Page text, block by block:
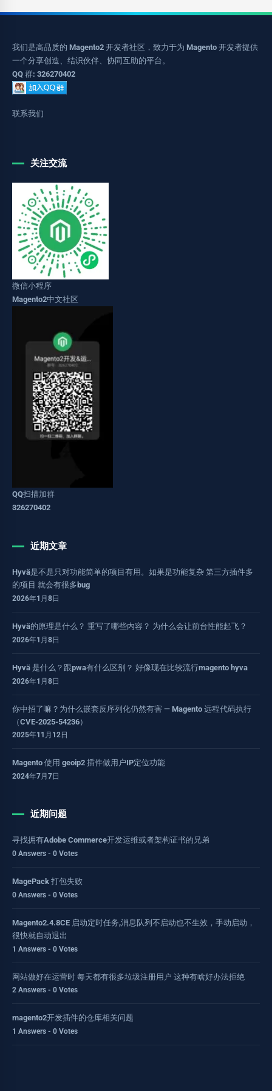
我们是高品质的 Magento2 开发者社区，致力于为 Magento 开发者提供
一个分享创造、结识伙伴、协同互助的平台。
QQ 群: 326270402
联系我们
关注交流
微信小程序
Magento2中文社区
QQ扫描加群
326270402
近期文章
Hyvä是不是只对功能简单的项目有用。如果是功能复杂 第三方插件多
的项目 就会有很多bug
2026年1月8日
Hyvä的原理是什么？ 重写了哪些内容？ 为什么会让前台性能起飞？
2026年1月8日
Hyvä 是什么？跟pwa有什么区别？ 好像现在比较流行magento hyva
2026年1月8日
你中招了嘛？为什么嵌套反序列化仍然有害 — Magento 远程代码执行
（CVE-2025-54236）
2025年11月12日
Magento 使用 geoip2 插件做用户IP定位功能
2024年7月7日
近期问题
寻找拥有Adobe Commerce开发运维或者架构证书的兄弟
0 Answers - 0 Votes
MagePack 打包失败
0 Answers - 0 Votes
Magento2.4.8CE 启动定时任务,消息队列不启动也不生效，手动启动，
很快就自动退出
1 Answers - 0 Votes
网站做好在运营时 每天都有很多垃圾注册用户 这种有啥好办法拒绝
2 Answers - 0 Votes
magento2开发插件的仓库相关问题
1 Answers - 0 Votes